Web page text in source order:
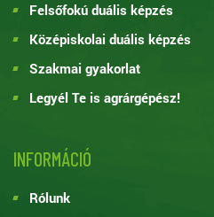
Felsőfokú duális képzés
Középiskolai duális képzés
Szakmai gyakorlat
Legyél Te is agrárgépész!
INFORMÁCIÓ
Rólunk